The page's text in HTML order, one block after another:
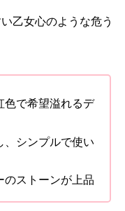
乙女心のような危う
色で希望溢れるデ
、シンプルで使い
のストーンが上品